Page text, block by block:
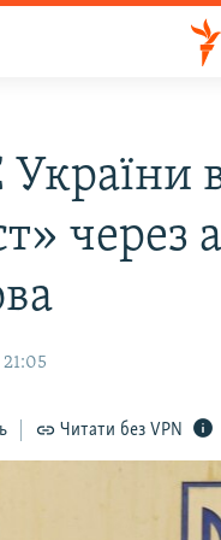
21:05
Читати без VPN